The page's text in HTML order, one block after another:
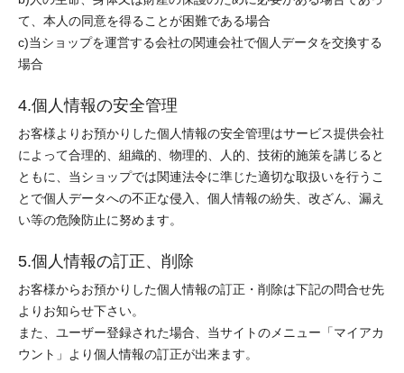
て、本人の同意を得ることが困難である場合
c)当ショップを運営する会社の関連会社で個人データを交換する
場合
4.個人情報の安全管理
お客様よりお預かりした個人情報の安全管理はサービス提供会社
によって合理的、組織的、物理的、人的、技術的施策を講じると
ともに、当ショップでは関連法令に準じた適切な取扱いを行うこ
とで個人データへの不正な侵入、個人情報の紛失、改ざん、漏え
い等の危険防止に努めます。
5.個人情報の訂正、削除
お客様からお預かりした個人情報の訂正・削除は下記の問合せ先
よりお知らせ下さい。
また、ユーザー登録された場合、当サイトのメニュー「マイアカ
ウント」より個人情報の訂正が出来ます。